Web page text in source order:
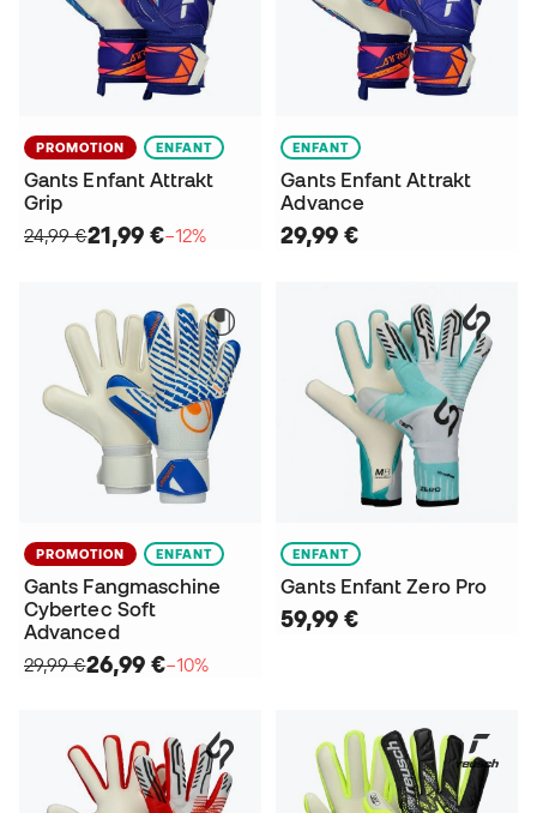
PROMOTION ENFANT
Gants Enfant Attrakt
Grip
24,99 €21,99 €−12%
ENFANT
Gants Enfant Attrakt
Advance
29,99 €
PROMOTION ENFANT
Gants Fangmaschine
Cybertec Soft
Advanced
29,99 €26,99 €−10%
ENFANT
Gants Enfant Zero Pro
59,99 €